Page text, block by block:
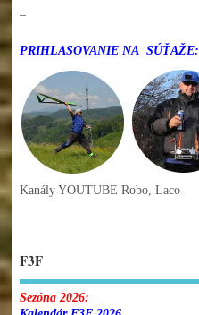
–
PRIHLASOVANIE NA SÚŤAŽE:
Kanály YOUTUBE Robo, Laco
F3F
Sezóna 2026: